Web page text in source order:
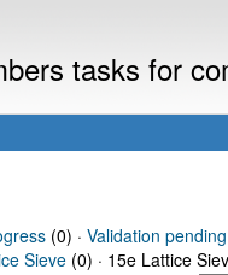
tasks for
(0) · Validation pending
Sieve (0) · 15e Lattice